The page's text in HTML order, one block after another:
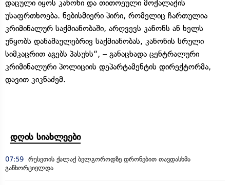
დაცული იყოს კანონი და თითოეული მოქალაქის
უსაფრთხოება. ნებისმიერი პირი, რომელიც ჩართულია
კრიმინალურ საქმიანობაში, არღვევს კანონს ან ხელს
უწყობს დანაშაულებრივ საქმიანობას, კანონის სრული
სიმკაცრით აგებს პასუხს“, – განაცხადა ცენტრალური
კრიმინალური პოლიციის დეპარტამენტის დირექტორმა,
დავით კიკნაძემ.
დღის სიახლეები
07:59 რუსეთის ქალაქ ბელგოროდზე დრონებით თავდასხმა
განხორციელდა